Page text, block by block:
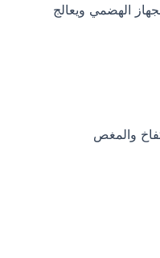
الهضمي ويعالج
والمغص